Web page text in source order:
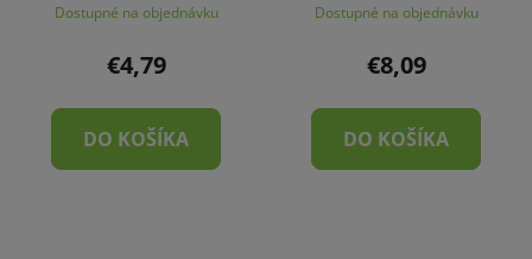
Dostupné na objednávku
€4,79
DO KOŠÍKA
Dostupné na objednávku
€8,09
DO KOŠÍKA